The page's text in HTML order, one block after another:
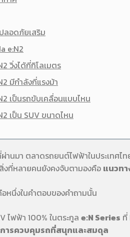
ลอดภัยเสริม
e:N2
วิ่งได้กี่กิโลเมตร
มีกำลังกี่แรงม้า
เป็นรถขับเคลื่อนแบบไหน
เป็น SUV ขนาดไหน
านมา ตลาดรถยนต์ไฟฟ้าในประเทศ
ที่หลายคนยังคงจับตามองคือ แนวท
หนึ่งในคำตอบของคำถามนั้น
ไฟฟ้า 100% ในตระกูล e:N Series ที่
การควบคุมรถที่สนุกและสมดุล